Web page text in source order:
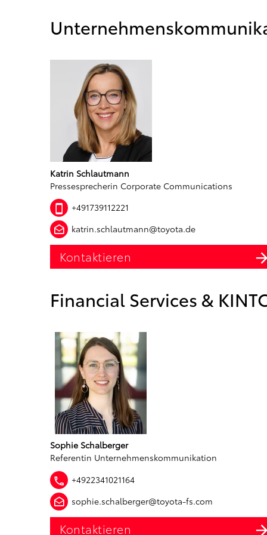
Katrin Schlautmann
Pressesprecherin Corporate Communications
+491739112221
katrin.schlautmann@toyota.de
Kontaktieren
Financial Services &
Sophie Schalberger
Referentin Unternehmenskommunikation
+4922341021164
sophie.schalberger@toyota-fs.com
Kontaktieren